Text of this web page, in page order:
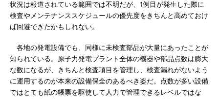
状況は報道されている範囲では不明だが、1例目が発生した際に
検査やメンテナンススケジュールの優先度をきちんと高めておけ
ば回避できたかもしれない。
各地の発電設備でも、同様に未検査部品が大量にあったことが
知られている。原子力発電プラント全体の機器や部品点数は膨大
な数になるが、きちんと検査項目を管理し、検査漏れがないよう
に運用するのが本来の設備保全のあるべき姿だ。点数が多い設備
ではとても紙の帳票を駆使して人力で管理できるレベルではな